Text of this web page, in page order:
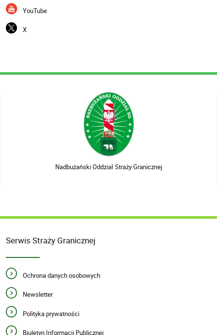
YouTube
X
Nadbużański Oddział Straży Granicznej
Serwis Straży Granicznej
Ochrona danych osobowych
Newsletter
Polityka prywatności
Biuletyn Informacji Publicznej